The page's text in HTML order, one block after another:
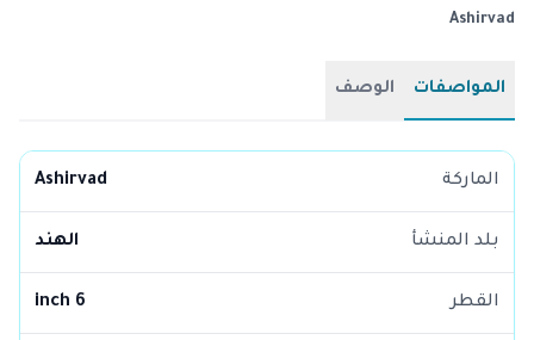
Ashirvad
المواصفات الوصف
الماركة Ashirvad
بلد المنشأ الهند
القطر 6 inch